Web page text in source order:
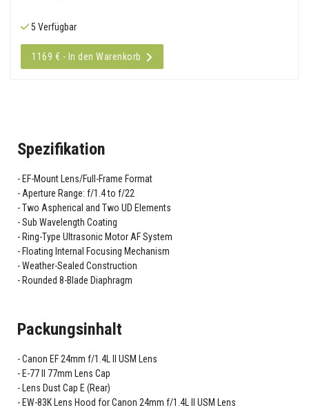
5 Verfügbar
1169 € - In den Warenkorb
Spezifikation
EF-Mount Lens/Full-Frame Format
Aperture Range: f/1.4 to f/22
Two Aspherical and Two UD Elements
Sub Wavelength Coating
Ring-Type Ultrasonic Motor AF System
Floating Internal Focusing Mechanism
Weather-Sealed Construction
Rounded 8-Blade Diaphragm
Packungsinhalt
Canon EF 24mm f/1.4L II USM Lens
E-77 II 77mm Lens Cap
Lens Dust Cap E (Rear)
EW-83K Lens Hood for Canon 24mm f/1.4L II USM Lens